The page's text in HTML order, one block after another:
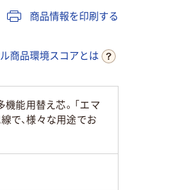
商品情報を印刷する
商品環境スコアとは
能用替え芯。「エマ
で、様々な用途でお